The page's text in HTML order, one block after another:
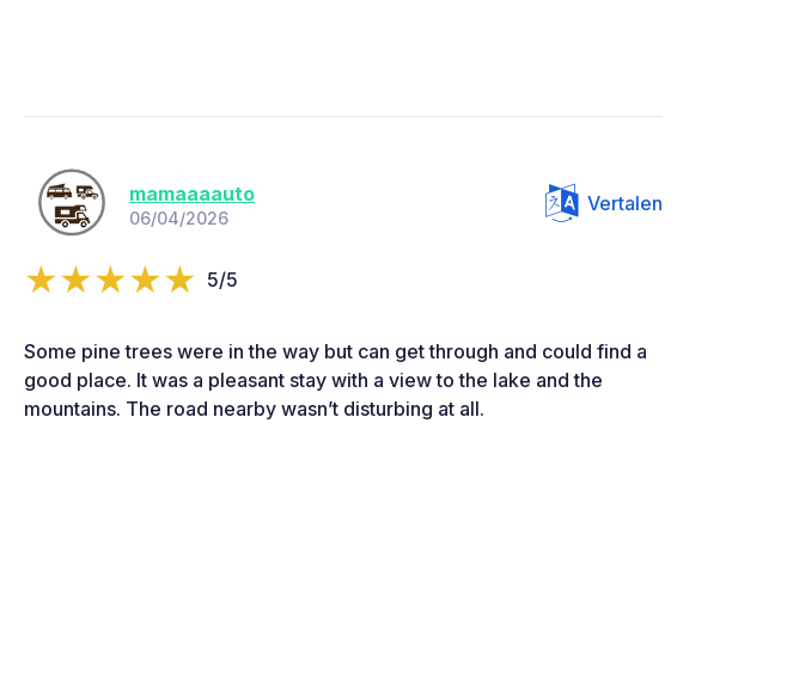
mamaaaauto
06/04/2026
Vertalen
5/5
Some pine trees were in the way but can get through and could find a
good place. It was a pleasant stay with a view to the lake and the
mountains. The road nearby wasn’t disturbing at all.